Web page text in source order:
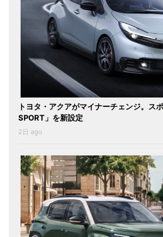
トヨタ・アクアがマイナーチェンジ。ス
SPORT」を新設定
2日 ago